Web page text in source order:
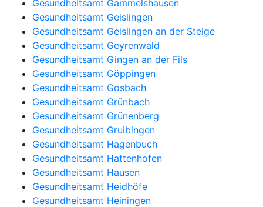
Gesundheitsamt Gammelshausen
Gesundheitsamt Geislingen
Gesundheitsamt Geislingen an der Steige
Gesundheitsamt Geyrenwald
Gesundheitsamt Gingen an der Fils
Gesundheitsamt Göppingen
Gesundheitsamt Gosbach
Gesundheitsamt Grünbach
Gesundheitsamt Grünenberg
Gesundheitsamt Gruibingen
Gesundheitsamt Hagenbuch
Gesundheitsamt Hattenhofen
Gesundheitsamt Hausen
Gesundheitsamt Heidhöfe
Gesundheitsamt Heiningen